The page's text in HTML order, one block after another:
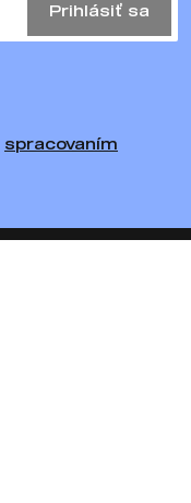
Prihlásiť sa
spracovaním